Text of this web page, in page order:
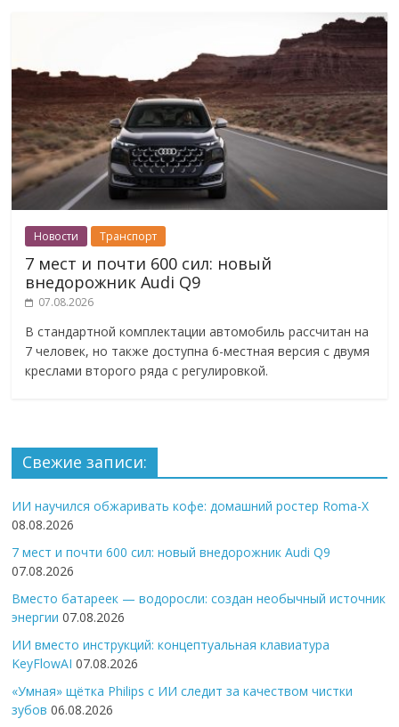
Новости Транспорт
7 мест и почти 600 сил: новый
внедорожник Audi Q9
07.08.2026
В стандартной комплектации автомобиль рассчитан на
7 человек, но также доступна 6-местная версия с двумя
креслами второго ряда с регулировкой.
Свежие записи:
ИИ научился обжаривать кофе: домашний ростер Roma-X
08.08.2026
7 мест и почти 600 сил: новый внедорожник Audi Q9
07.08.2026
Вместо батареек — водоросли: создан необычный источник
энергии 07.08.2026
ИИ вместо инструкций: концептуальная клавиатура
KeyFlowAI 07.08.2026
«Умная» щётка Philips с ИИ следит за качеством чистки
зубов 06.08.2026